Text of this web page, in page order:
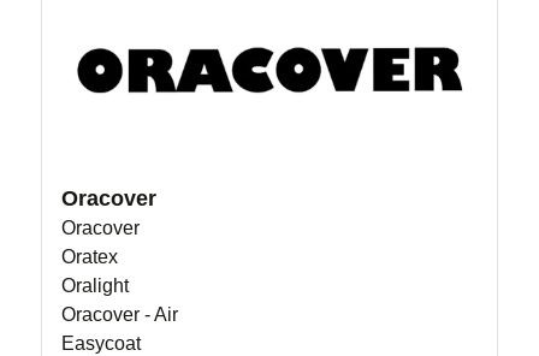
Oracover
Oracover
Oratex
Oralight
Oracover - Air
Easycoat